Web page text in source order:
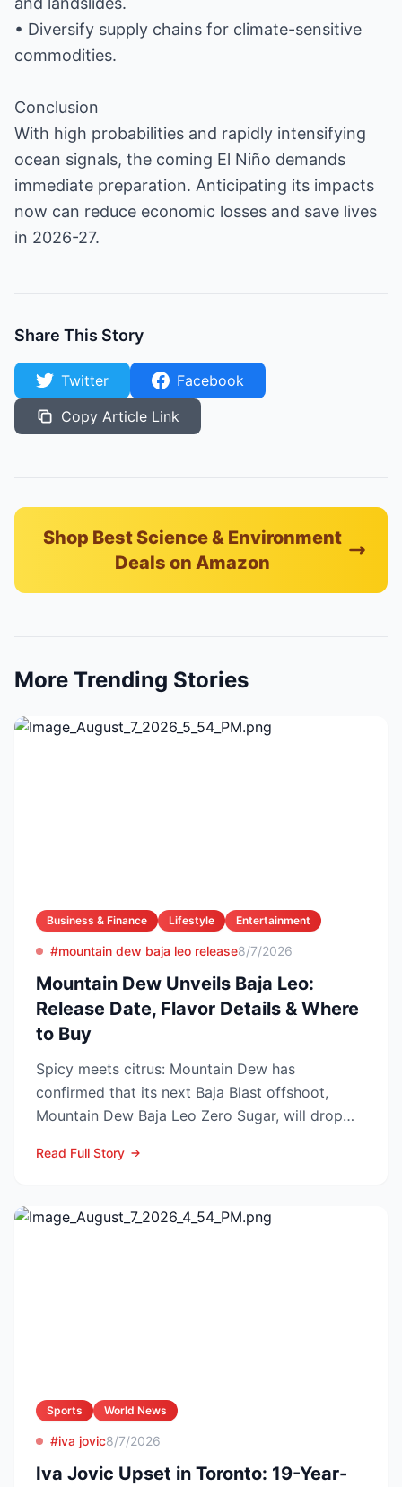
• Diversify supply chains for climate-sensitive
commodities.
Conclusion
With high probabilities and rapidly intensifying
ocean signals, the coming El Niño demands
immediate preparation. Anticipating its impacts
now can reduce economic losses and save lives
in 2026-27.
Share This Story
Twitter
Facebook
Copy Article Link
Shop Best Science & Environment
Deals on Amazon
More Trending Stories
Business & Finance Lifestyle Entertainment
#mountain dew baja leo release8/7/2026
Mountain Dew Unveils Baja Leo:
Release Date, Flavor Details & Where
to Buy
Spicy meets citrus: Mountain Dew has
confirmed that its next Baja Blast offshoot,
Mountain Dew Baja Leo Zero Sugar, will drop
Read Full Story
Sports World News
#iva jovic8/7/2026
Iva Jovic Upset in Toronto: 19-Year-